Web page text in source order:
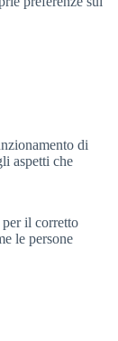
di
aspetti che
il corretto
le persone